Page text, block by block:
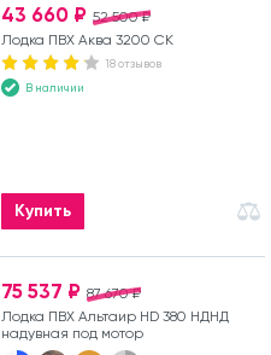
52 500 ₽
43 660 ₽
Лодка ПВХ Аква 3200 СК
18 отзывов
В наличии
Купить
87 670 ₽
75 537 ₽
Лодка ПВХ Альтаир HD 380 НДНД
надувная под мотор